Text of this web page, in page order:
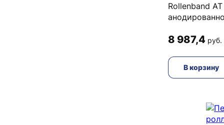
Rollenband
8 987,4
В корзину